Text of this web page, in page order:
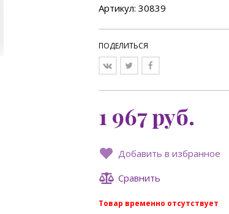
Артикул: 30839
ПОДЕЛИТЬСЯ
Добавить в избранное
Сравнить
Товар временно отсутствует
1 967руб.